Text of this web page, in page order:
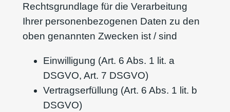
Rechtsgrundlage für die Verarbeitung
Ihrer personenbezogenen Daten zu den
oben genannten Zwecken ist / sind
Einwilligung (Art. 6 Abs. 1 lit. a
DSGVO, Art. 7 DSGVO)
Vertragserfüllung (Art. 6 Abs. 1 lit. b
DSGVO)